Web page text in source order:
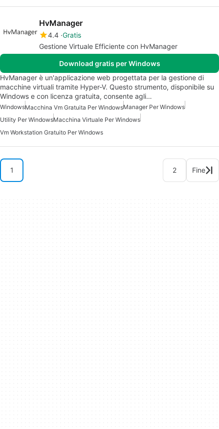
HvManager
4.4 Gratis
Gestione Virtuale Efficiente con HvManager
Download gratis per Windows
HvManager è un'applicazione web progettata per la gestione di
macchine virtuali tramite Hyper-V. Questo strumento, disponibile su
Windows e con licenza gratuita, consente agli…
WindowsMacchina Vm Gratuita Per WindowsManager Per Windows
Utility Per WindowsMacchina Virtuale Per Windows
Vm Workstation Gratuito Per Windows
1 2 Fine